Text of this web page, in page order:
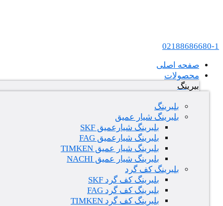
02188686680-1
صفحه اصلی
محصولات
بیرینگ
بلبرینگ
بلبرینگ شیار عمیق
بلبرینگ شیارعمیق SKF
بلبرینگ شیارعمیق FAG
بلبرینگ شیار عمیق TIMKEN
بلبرینگ شیار عمیق NACHI
بلبرینگ کف گرد
بلبرینگ کف گرد SKF
بلبرینگ کف گرد FAG
بلبرینگ کف گرد TIMKEN